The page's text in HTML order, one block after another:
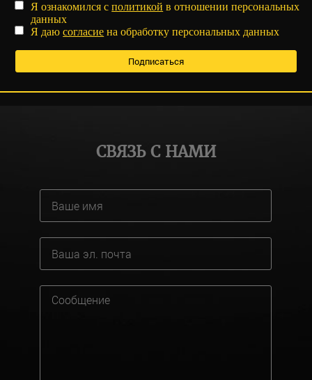
Я ознакомился сполитикой в отношении персональных
данных
Я даюсогласие на обработку персональных данных
СВЯЗЬ С НАМИ